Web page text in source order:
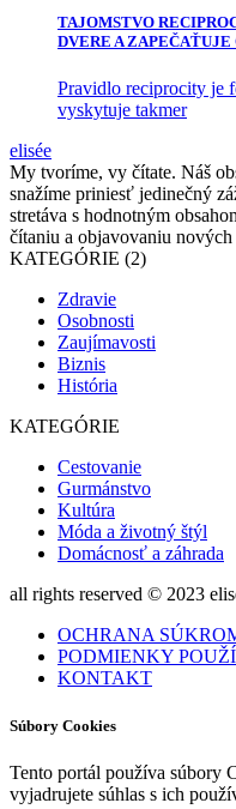
TAJOMSTVO
DVERE A ZAPEČAŤUJE
Pravidlo reciprocity je
vyskytuje takmer
elisée
My tvoríme, vy čítate. Náš
snažíme priniesť jedinečný
stretáva s hodnotným
čítaniu a objavovaniu
KATEGÓRIE (2)
Zdravie
Osobnosti
Zaujímavosti
Biznis
História
KATEGÓRIE
Cestovanie
Gurmánstvo
Kultúra
Móda a životný štýl
Domácnosť a záhrada
all rights reserved © 2023
OCHRANA
PODMIENKY
KONTAKT
Súbory Cookies
Tento portál používa súbory
vyjadrujete súhlas s ich